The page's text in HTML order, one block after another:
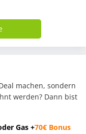
machen, sondern
werden? Dann bist
Gas +70€ Bonus